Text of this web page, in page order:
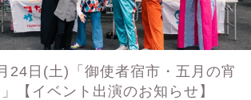
24日(土)「御使者宿市・五月の宵
【イベント出演のお知らせ】